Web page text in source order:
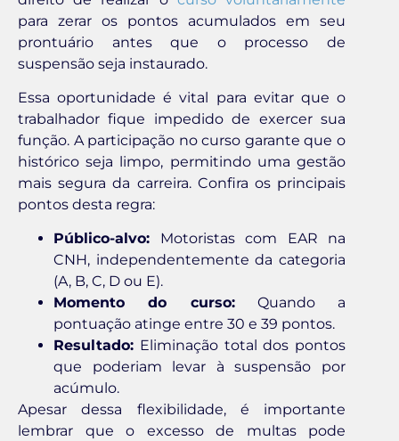
para zerar os pontos acumulados em seu
prontuário antes que o processo de
suspensão seja instaurado.
Essa oportunidade é vital para evitar que o
trabalhador fique impedido de exercer sua
função. A participação no curso garante que o
histórico seja limpo, permitindo uma gestão
mais segura da carreira. Confira os principais
pontos desta regra:
Público-alvo: Motoristas com EAR na
CNH, independentemente da categoria
(A, B, C, D ou E).
Momento do curso:Quando a
pontuação atinge entre 30 e 39 pontos.
Resultado: Eliminação total dos pontos
que poderiam levar à suspensão por
acúmulo.
Apesar dessa flexibilidade, é importante
lembrar que o excesso de multas pode